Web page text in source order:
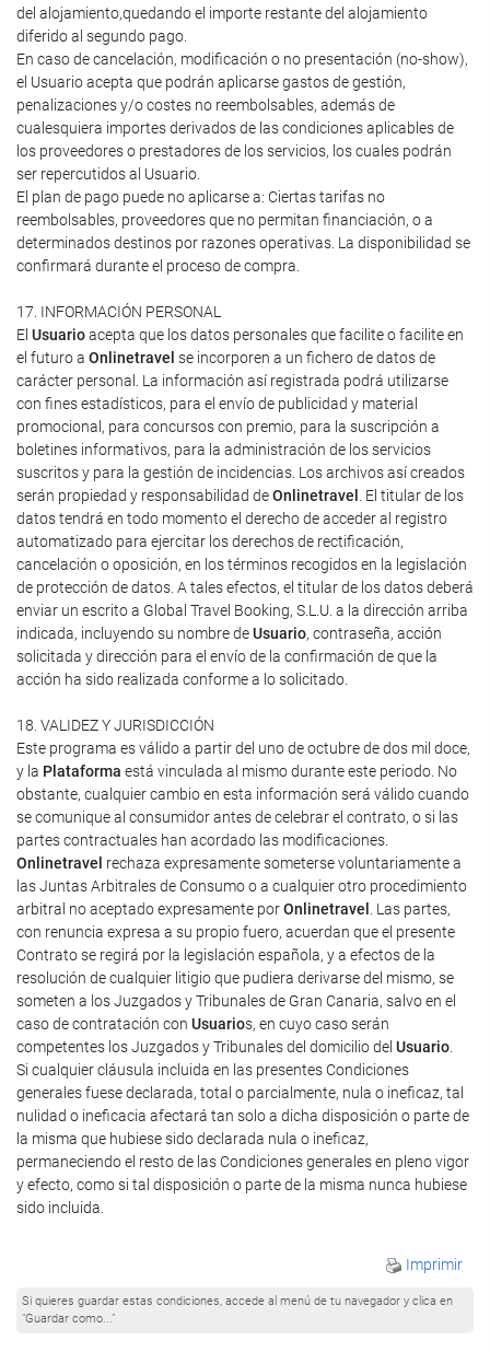
del alojamiento,quedando el importe restante del alojamiento
diferido al segundo pago.
En caso de cancelación, modificación o no presentación (no-show),
el Usuario acepta que podrán aplicarse gastos de gestión,
penalizaciones y/o costes no reembolsables, además de
cualesquiera importes derivados de las condiciones aplicables de
los proveedores o prestadores de los servicios, los cuales podrán
ser repercutidos al Usuario.
El plan de pago puede no aplicarse a: Ciertas tarifas no
reembolsables, proveedores que no permitan financiación, o a
determinados destinos por razones operativas. La disponibilidad se
confirmará durante el proceso de compra.
17. INFORMACIÓN PERSONAL
El Usuarioacepta que los datos personales que facilite o facilite en
el futuro a Onlinetravel se incorporen a un fichero de datos de
carácter personal. La información así registrada podrá utilizarse
con fines estadísticos, para el envío de publicidad y material
promocional, para concursos con premio, para la suscripción a
boletines informativos, para la administración de los servicios
suscritos y para la gestión de incidencias. Los archivos así creados
serán propiedad y responsabilidad deOnlinetravel
. El titular de los
datos tendrá en todo momento el derecho de acceder al registro
automatizado para ejercitar los derechos de rectificación,
cancelación o oposición, en los términos recogidos en la legislación
de protección de datos. A tales efectos, el titular de los datos deberá
enviar un escrito a Global Travel Booking, S.L.U. a la dirección arriba
indicada, incluyendo su nombre deUsuario, contraseña, acción
solicitada y dirección para el envío de la confirmación de que la
acción ha sido realizada conforme a lo solicitado.
18. VALIDEZ Y JURISDICCIÓN
Este programa es válido a partir del uno de octubre de dos mil doce,
y la Plataforma está vinculada al mismo durante este periodo. No
obstante, cualquier cambio en esta información será válido cuando
se comunique al consumidor antes de celebrar el contrato, o si las
partes contractuales han acordado las modificaciones.
Onlinetravel rechaza expresamente someterse voluntariamente a
las Juntas Arbitrales de Consumo o a cualquier otro procedimiento
arbitral no aceptado expresamente porOnlinetravel
. Las partes,
con renuncia expresa a su propio fuero, acuerdan que el presente
Contrato se regirá por la legislación española, y a efectos de la
resolución de cualquier litigio que pudiera derivarse del mismo, se
someten a los Juzgados y Tribunales de Gran Canaria, salvo en el
caso de contratación con Usuarios, en cuyo caso serán
competentes los Juzgados y Tribunales del domicilio del Usuario
Si cualquier cláusula incluida en las presentes Condiciones
generales fuese declarada, total o parcialmente, nula o ineficaz, tal
nulidad o ineficacia afectará tan solo a dicha disposición o parte de
la misma que hubiese sido declarada nula o ineficaz,
permaneciendo el resto de las Condiciones generales en pleno vigor
y efecto, como si tal disposición o parte de la misma nunca hubiese
sido incluida.
Imprimir
Si quieres guardar estas condiciones, accede al menú de tu navegador y clica en
"Guardar como..."